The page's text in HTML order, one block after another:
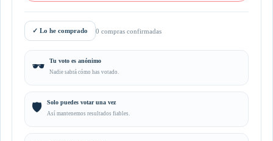
✓ Lo he comprado 0 compras confirmadas
🕶️ Tu voto es anónimo
Nadie sabrá cómo has votado.
🛡️ Solo puedes votar una vez
Así mantenemos resultados fiables.